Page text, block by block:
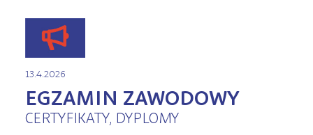
13.4.2026
EGZAMIN ZAWODOWY
CERTYFIKATY, DYPLOMY